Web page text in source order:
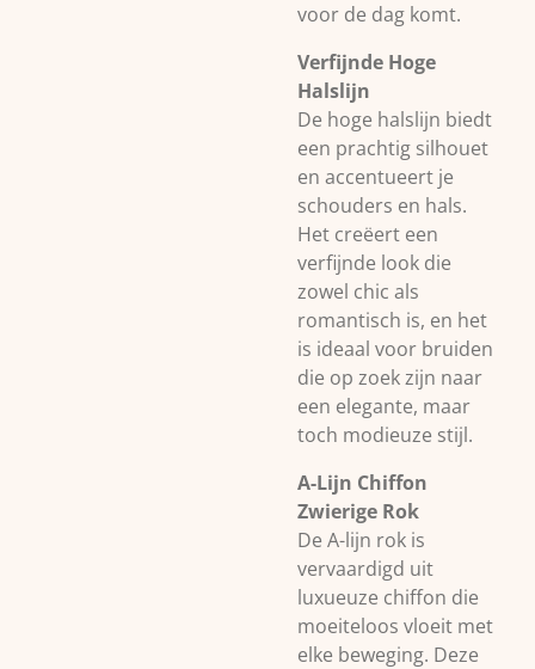
voor de dag komt.
Verfijnde Hoge
Halslijn
De hoge halslijn biedt
een prachtig silhouet
en accentueert je
schouders en hals.
Het creëert een
verfijnde look die
zowel chic als
romantisch is, en het
is ideaal voor bruiden
die op zoek zijn naar
een elegante, maar
toch modieuze stijl.
A-Lijn Chiffon
Zwierige Rok
De A-lijn rok is
vervaardigd uit
luxueuze chiffon die
moeiteloos vloeit met
elke beweging. Deze